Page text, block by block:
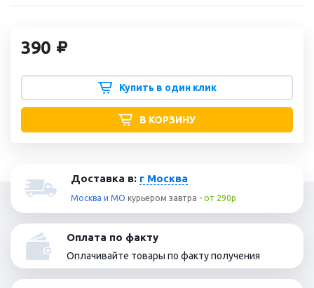
390
Купить в один клик
В КОРЗИНУ
Доставка в: г Москва
Москва и МО курьером завтра - от 290р
Оплата по факту
Оплачивайте товары по факту получения